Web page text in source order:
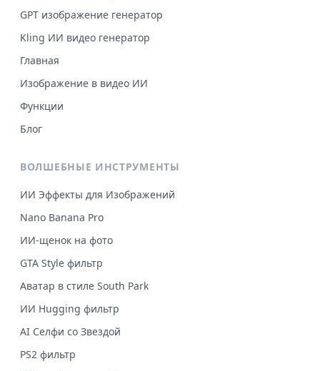
GPT изображение генератор
Kling ИИ видео генератор
Главная
Изображение в видео ИИ
Функции
Блог
ВОЛШЕБНЫЕ ИНСТРУМЕНТЫ
ИИ Эффекты для Изображений
Nano Banana Pro
ИИ-щенок на фото
GTA Style фильтр
Аватар в стиле South Park
ИИ Hugging фильтр
AI Селфи со Звездой
PS2 фильтр